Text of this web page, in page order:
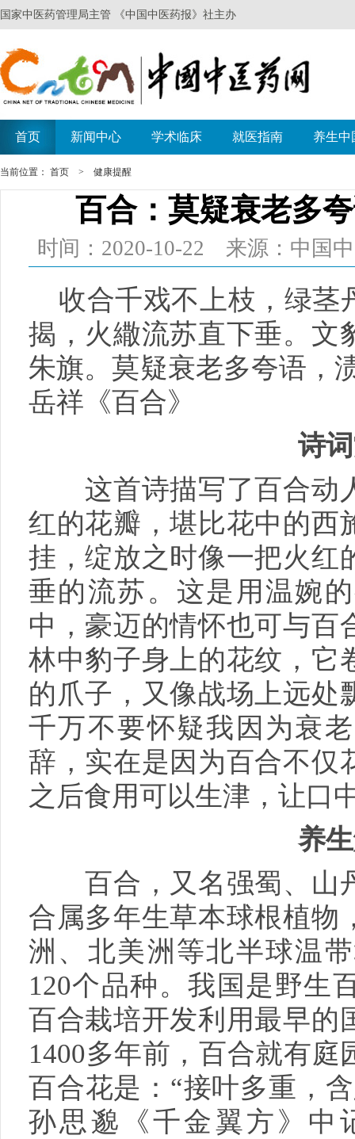
当前位置： 首页 > 健康提醒
百合：莫疑衰老多
时间：2020-10-22 来源：中国
收合千戏不上枝，绿茎
揭，火繖流苏直下垂。文
朱旗。莫疑衰老多夸语
岳祥《百合》
诗
这首诗描写了百合动
红的花瓣，堪比花中的西
挂，绽放之时像一把火红
垂的流苏。这是用温婉
中，豪迈的情怀也可与百
林中豹子身上的花纹，它
的爪子，又像战场上远处
千万不要怀疑我因为衰
辞，实在是因为百合不仅
之后食用可以生津，让口
养
百合，又名强蜀、山
合属多年生草本球根植物
洲、北美洲等北半球温
120个品种。我国是野生
百合栽培开发利用最早的
1400多年前，百合就有
百合花是：“接叶多重，
孙思邈《千金翼方》中